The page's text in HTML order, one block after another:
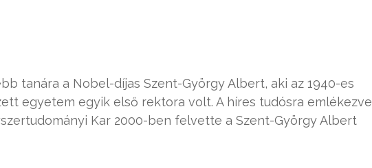
tanára a Nobel-díjas Szent-György Albert, aki az 1940-es
egyetem egyik első rektora volt. A híres tudósra emlékezve
Kar 2000-ben felvette a Szent-György Albert